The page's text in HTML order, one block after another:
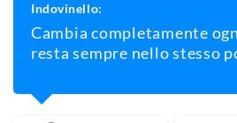
Indovinello:
Cambia completamente
resta sempre nello stesso